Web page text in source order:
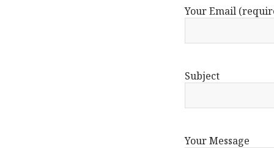
Your Email
Subject
Your Message